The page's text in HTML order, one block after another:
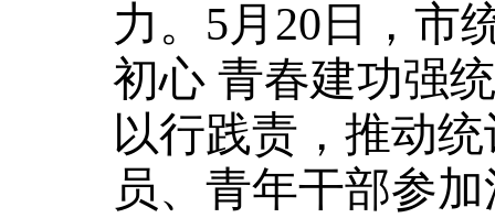
力。 5月 20 日，市
初心 青春建功强
以行践责，推动
员、青年干部参